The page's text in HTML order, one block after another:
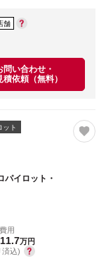
舗
問い合わせ・
積依頼（無料）
ット
パイロット・
用
11.7万円
済込)